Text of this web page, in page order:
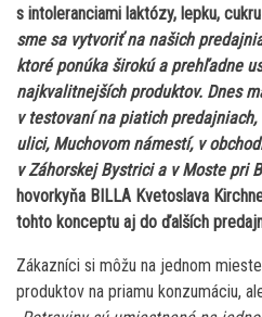
s intoleranciami laktózy, lepku,
sme sa vytvoriť na našich
ktoré ponúka širokú a prehľadne
najkvalitnejších produktov. Dnes
v testovaní na piatich
ulici, Muchovom námestí, v
v Záhorskej Bystrici a v Moste pri
hovorkyňa BILLA Kvetoslava
tohto konceptu aj do ďalších
Zákazníci si môžu na jednom
produktov na priamu konzumáciu,